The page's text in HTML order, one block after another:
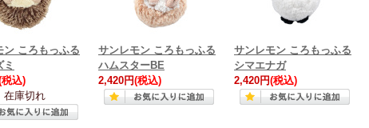
ン ころもっふる
ミ
税込)
在庫切れ
サンレモン ころもっふる
ハムスターBE
2,420円(税込)
サンレモン ころもっふる
シマエナガ
2,420円(税込)